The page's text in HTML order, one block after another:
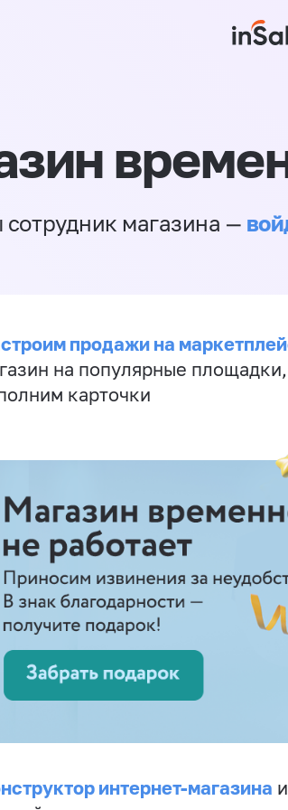
сотрудник магазина —
продажи на
на популярные
карточки
интернет-магазина